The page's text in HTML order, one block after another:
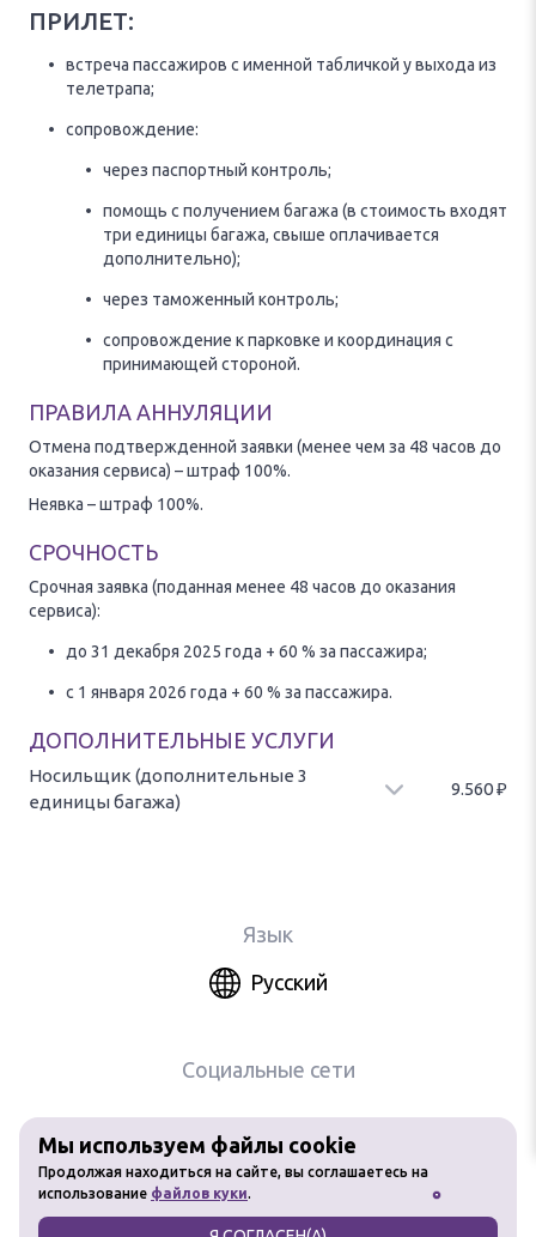
ПРИЛЕТ:
встреча пассажиров с именной табличкой у выхода из
телетрапа;
сопровождение:
через паспортный контроль;
помощь с получением багажа (в стоимость входят
три единицы багажа, свыше оплачивается
дополнительно);
через таможенный контроль;
сопровождение к парковке и координация с
принимающей стороной.
ПРАВИЛА АННУЛЯЦИИ
Отмена подтвержденной заявки (менее чем за 48 часов до
оказания сервиса) – штраф 100%.
Неявка – штраф 100%.
СРОЧНОСТЬ
Срочная заявка (поданная менее 48 часов до оказания
сервиса):
до 31 декабря 2025 года + 60 % за пассажира;
c 1 января 2026 года + 60 % за пассажира.
ДОПОЛНИТЕЛЬНЫЕ УСЛУГИ
Носильщик (дополнительные 3
единицы багажа)
9.560₽
Мы используем файлы cookie
Продолжая находиться на сайте, вы соглашаетесь на
использование файлов куки.
Язык
Русский
Социальные сети
Любое использование материалов
сайта без разрешения запрещено